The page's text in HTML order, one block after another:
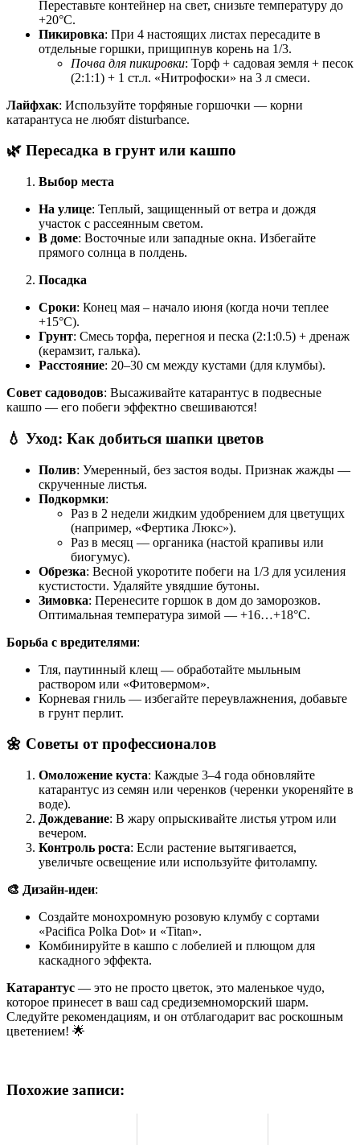
Переставьте контейнер на свет, снизьте температуру до
+20°C.
Пикировка: При 4 настоящих листах пересадите в
отдельные горшки, прищипнув корень на 1/3.
Почва для пикировки: Торф + садовая земля + песок
(2:1:1) + 1 ст.л. «Нитрофоски» на 3 л смеси.
Лайфхак: Используйте торфяные горшочки — корни
катарантуса не любят disturbance.
🌿 Пересадка в грунт или кашпо
Выбор места
На улице: Теплый, защищенный от ветра и дождя
участок с рассеянным светом.
В доме: Восточные или западные окна. Избегайте
прямого солнца в полдень.
Посадка
Сроки: Конец мая – начало июня (когда ночи теплее
+15°C).
Грунт: Смесь торфа, перегноя и песка (2:1:0.5) + дренаж
(керамзит, галька).
Расстояние: 20–30 см между кустами (для клумбы).
Совет садоводов: Высаживайте катарантус в подвесные
кашпо — его побеги эффектно свешиваются!
💧 Уход: Как добиться шапки цветов
Полив: Умеренный, без застоя воды. Признак жажды —
скрученные листья.
Подкормки:
Раз в 2 недели жидким удобрением для цветущих
(например, «Фертика Люкс»).
Раз в месяц — органика (настой крапивы или
биогумус).
Обрезка: Весной укоротите побеги на 1/3 для усиления
кустистости. Удаляйте увядшие бутоны.
Зимовка: Перенесите горшок в дом до заморозков.
Оптимальная температура зимой — +16…+18°C.
Борьба с вредителями:
Тля, паутинный клещ — обработайте мыльным
раствором или «Фитовермом».
Корневая гниль — избегайте переувлажнения, добавьте
в грунт перлит.
🌼 Советы от профессионалов
Омоложение куста: Каждые 3–4 года обновляйте
катарантус из семян или черенков (черенки укореняйте в
воде).
Дождевание: В жару опрыскивайте листья утром или
вечером.
Контроль роста: Если растение вытягивается,
увеличьте освещение или используйте фитолампу.
🎨 Дизайн-идеи:
Создайте монохромную розовую клумбу с сортами
«Pacifica Polka Dot» и «Titan».
Комбинируйте в кашпо с лобелией и плющом для
каскадного эффекта.
Катарантус — это не просто цветок, это маленькое чудо,
которое принесет в ваш сад средиземноморский шарм.
Следуйте рекомендациям, и он отблагодарит вас роскошным
цветением! 🌟
Похожие записи: